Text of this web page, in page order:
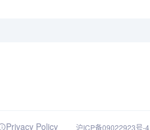
Privacy Policy 沪ICP备09022923号-4